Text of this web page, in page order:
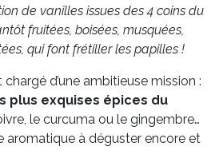
de vanilles issues des 4 coins du
fruitées, boisées, musquées,
qui font frétiller les papilles !
chargé d’une ambitieuse mission :
plus exquises épices du
le curcuma ou le gingembre…
aromatique à déguster encore et